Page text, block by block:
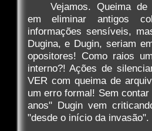
Vejamos. Queima de
em eliminar antigos
informações sensíveis,
Dugina, e Dugin, seriam
opositores! Como raios
interno?! Ações de
VER com queima de
um erro formal! Sem
anos" Dugin vem
"desde o início da invasão".